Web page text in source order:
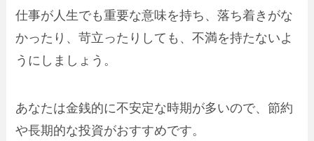
仕事が人生でも重要な意味を持ち、落ち着きがな
かったり、苛立ったりしても、不満を持たないよ
うにしましょう。
あなたは金銭的に不安定な時期が多いので、節約
や長期的な投資がおすすめです。